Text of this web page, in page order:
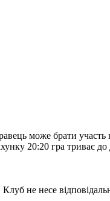
може брати
20:20 гра триває
не несе